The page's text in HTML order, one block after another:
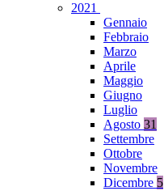
2021
Gennaio
Febbraio
Marzo
Aprile
Maggio
Giugno
Luglio
Agosto 31
Settembre
Ottobre
Novembre
Dicembre 5